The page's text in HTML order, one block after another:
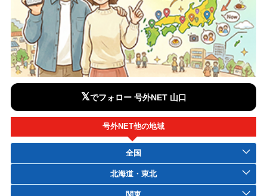
𝕏でフォロー 号外NET 山口
号外NET他の地域
全国
北海道・東北